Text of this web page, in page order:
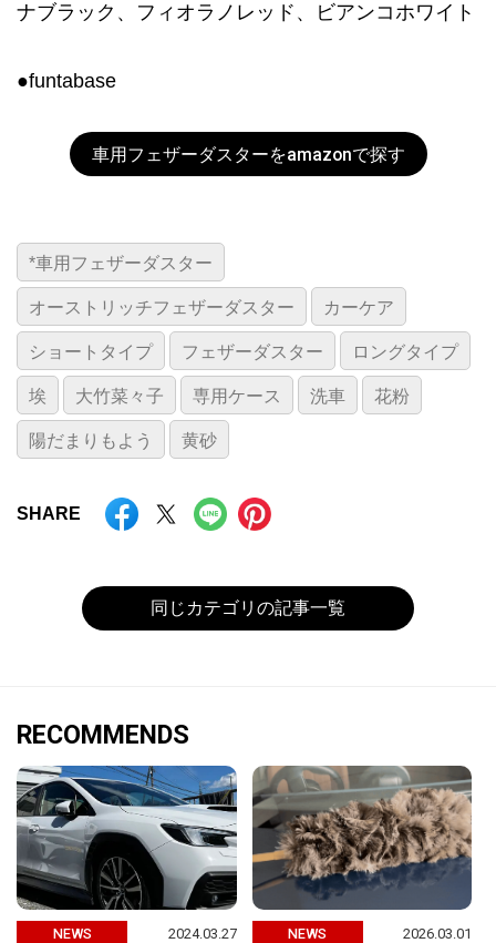
ナブラック、フィオラノレッド、ビアンコホワイト
●funtabase
車用フェザーダスターをamazonで探す
*車用フェザーダスター
オーストリッチフェザーダスター カーケア
ショートタイプ フェザーダスター ロングタイプ
埃 大竹菜々子 専用ケース 洗車 花粉
陽だまりもよう 黄砂
SHARE
同じカテゴリの記事一覧
RECOMMENDS
NEWS 2024.03.27 NEWS 2026.03.01